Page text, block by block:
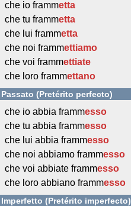
che io frammetta
che tu frammetta
che lui frammetta
che noi frammettiamo
che voi frammettiate
che loro frammettano
Passato (Pretérito perfecto)
che io abbia frammesso
che tu abbia frammesso
che lui abbia frammesso
che noi abbiamo frammesso
che voi abbiate frammesso
che loro abbiano frammesso
Imperfetto (Pretérito imperfecto)